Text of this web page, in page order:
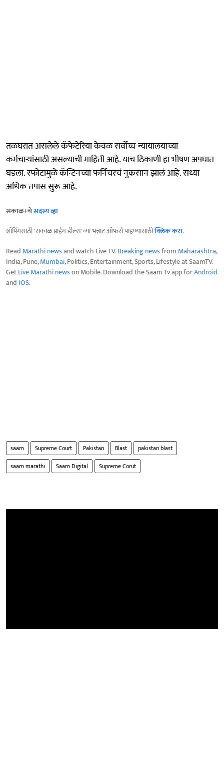
तळघरात असलेले कॅफेटेरिया केवळ सर्वोच्च न्यायालयाच्या
कर्मचाऱ्यांसाठी असल्याची माहिती आहे. याच ठिकाणी हा भीषण अपघात
घडला. स्फोटामुळे कॅन्टिनच्या फर्निचरचं नुकसान झालं आहे. सध्या
अधिक तपास सुरू आहे.
सकाळ+चेसदस्य व्हा
शॉपिंगसाठी 'सकाळ प्राईम डील्स'च्या भन्नाट ऑफर्स पाहण्यासाठीक्लिक करा.
Read Marathi newsand watch Live TV.Breaking newsfrom Maharashtra,
India, Pune,Mumbai, Politics, Entertainment, Sports, Lifestyle at SaamTV.
GetLive Marathi newson Mobile. Download the Saam Tv app forAndroid
and IOS.
saam Supreme Court Pakistan Blast
pakistan blast
saam marathi
Saam Digital Supreme Corut